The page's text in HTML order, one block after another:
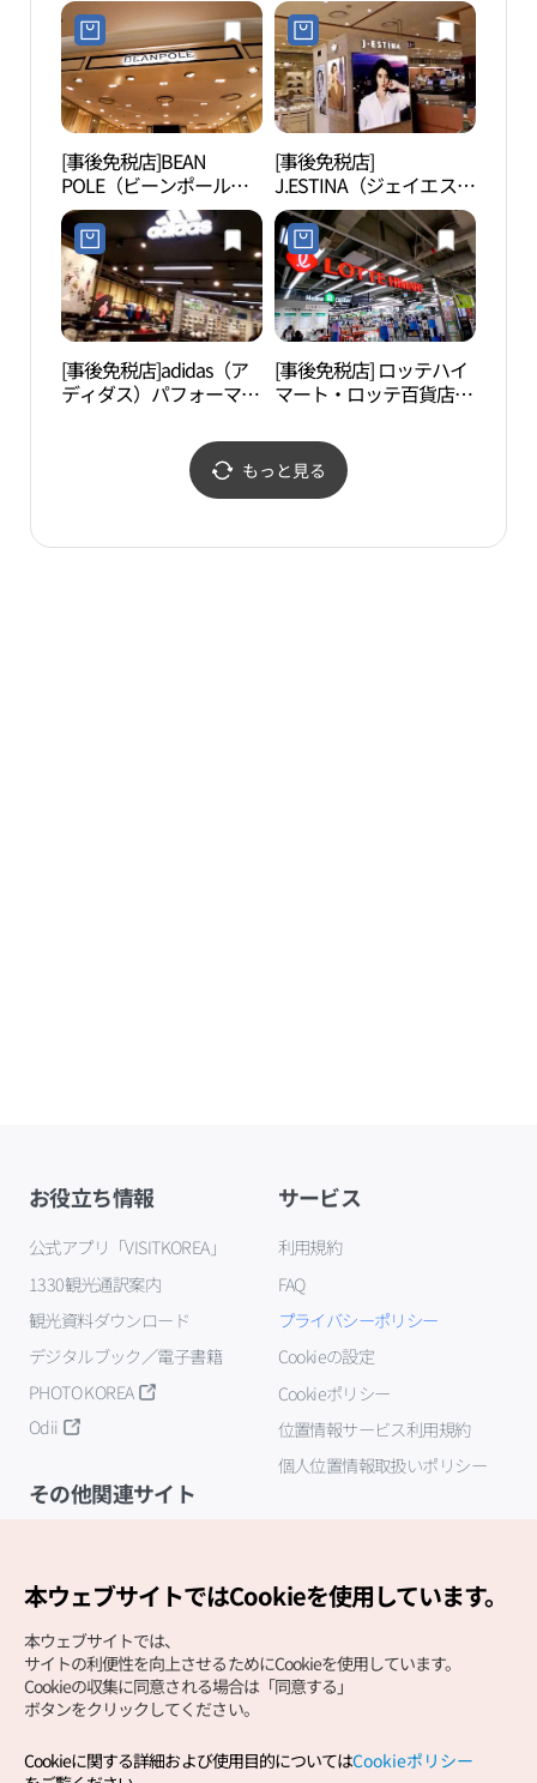
凉里）店(갤럭시 롯데백
화점 청량리점)
里）店(갤럭시라이프스
타일 롯데백화점 청량리
점)
[事後免税店]BEAN
POLE（ビーンポール）
レーディス・ロッテ百貨
店チョンニャンニ（清凉
里）店(빈폴레이디스 롯
데백화점 청량리점)
[事後免税店]
J.ESTINA（ジェイエステ
ィナ）・ロッテ百貨店チ
ョンリャンリ（清凉里）
店(제이에스티나 롯데백
화점 청량리점)
[事後免税店]adidas（ア
ディダス）パフォーマン
ニャンニ（清凉里）店
(아디다스 퍼포먼스 롯데
백화점 청량리점)
[事後免税店] ロッテハイ
マート・ロッテ百貨店チ
店(롯데하이마트 롯데백
화점 청량리점)
もっと見る
お役立ち情報
公式アプリ「VISITKOREA」
1330観光通訳案内
観光資料ダウンロード
デジタルブック／電子書籍
PHOTO KOREA
Odii
サービス
利用規約
FAQ
プライバシーポリシー
Cookieの設定
Cookieポリシー
位置情報サービス利用規約
個人位置情報取扱いポリシー
その他関連サイト
Copyright (c) Korea Tourism Organization All Rights
本ウェブサイトではCookieを使用しています。
本ウェブサイトでは、
サイトの利便性を向上させるためにCookieを使用しています。
Cookieの収集に同意される場合は「同意する」
ボタンをクリックしてください。
Cookieに関する詳細および使用目的についてはCookieポリシー